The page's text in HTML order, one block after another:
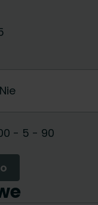
Nie
- 5 - 90